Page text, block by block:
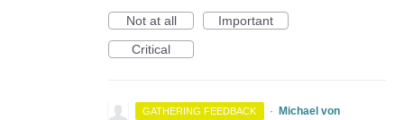
Not at all
Important
Critical
GATHERING FEEDBACK · Michael von